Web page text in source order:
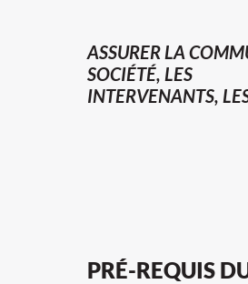
ASSURER LA
SOCIÉTÉ, LES
INTERVENANTS,
PRÉ-REQUIS